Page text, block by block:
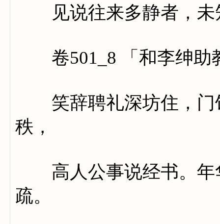
见说往来多静者，未
卷501_8 「和李绅助
笑辞聘礼深坊住，门
秩，
高人公事说经书。年
疏。